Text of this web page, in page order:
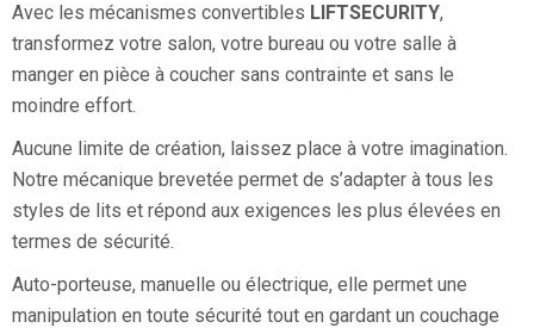
Avec les mécanismes convertibles LIFTSECURITY,
transformez votre salon, votre bureau ou votre salle à
manger en pièce à coucher sans contrainte et sans le
moindre effort.
Aucune limite de création, laissez place à votre imagination.
Notre mécanique brevetée permet de s’adapter à tous les
styles de lits et répond aux exigences les plus élevées en
termes de sécurité.
Auto-porteuse, manuelle ou électrique, elle permet une
manipulation en toute sécurité tout en gardant un couchage